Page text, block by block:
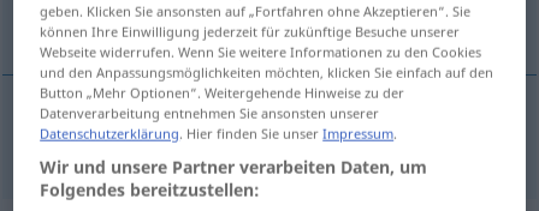
acayiplik, tuhaflık
acayiplik,tuhaflık Eigentümlichkeit
geben. Klicken Sie ansonsten auf „Fortfahren ohne Akzeptieren“. Sie
können Ihre Einwilligung jederzeit für zukünftige Besuche unserer
Webseite widerrufen. Wenn Sie weitere Informationen zu den Cookies
und den Anpassungsmöglichkeiten möchten, klicken Sie einfach auf den
Button „Mehr Optionen“. Weitergehende Hinweise zu der
Datenverarbeitung entnehmen Sie ansonsten unserer
Datenschutzerklärung. Hier finden Sie unserImpressum.
Wir und unsere Partner verarbeiten Daten, um
Folgendes bereitzustellen: